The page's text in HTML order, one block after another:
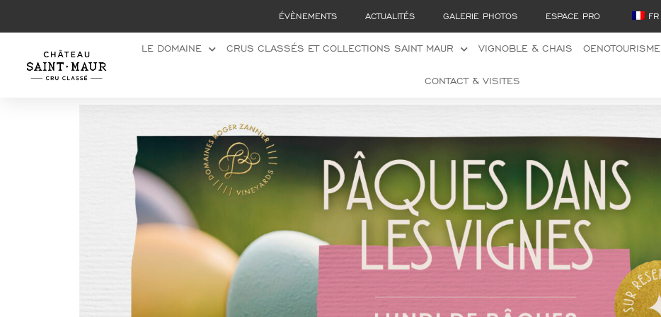
ÉVÈNEMENTS ACTUALITÉS GALERIE PHOTOS ESPACE PRO FR
LE DOMAINE CRUS CLASSÉS ET COLLECTIONS SAINT MAUR VIGNOBLE & CHAIS OENOTOURISME
CONTACT & VISITES